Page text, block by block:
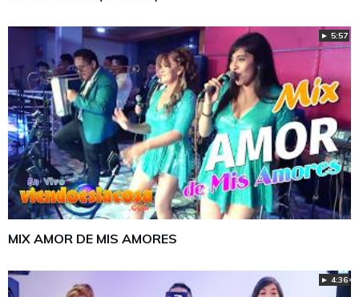
► 5:57
MIX AMOR DE MIS AMORES
► 4:36